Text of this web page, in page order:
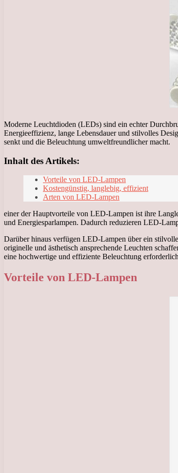
Moderne Leuchtdioden (LEDs) sind ein echter
Energieeffizienz, lange Lebensdauer und stilvolles
senkt und die Beleuchtung umweltfreundlicher macht.
Inhalt des Artikels:
Vorteile von LED-Lampen
Kostengünstig, langlebig, effizient
Arten von LED-Lampen
einer der Hauptvorteile von LED-Lampen ist ihre
und Energiesparlampen. Dadurch reduzieren LED-
Darüber hinaus verfügen LED-Lampen über ein
originelle und ästhetisch ansprechende Leuchten
eine hochwertige und effiziente Beleuchtung
Vorteile von LED-Lampen